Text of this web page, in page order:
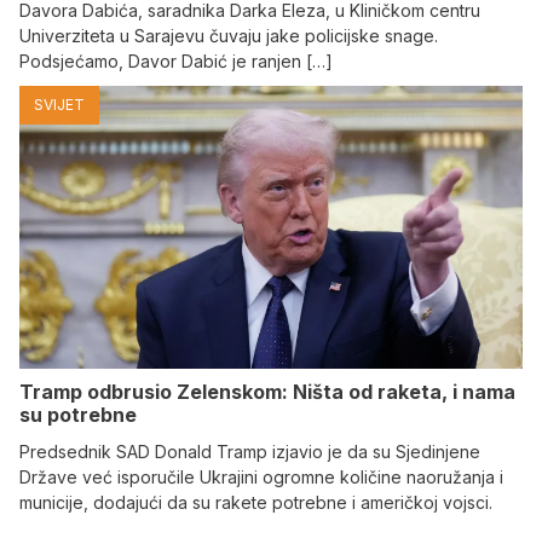
Davora Dabića, saradnika Darka Eleza, u Kliničkom centru
Univerziteta u Sarajevu čuvaju jake policijske snage.
Podsjećamo, Davor Dabić je ranjen […]
SVIJET
Tramp odbrusio Zelenskom: Ništa od raketa, i nama
su potrebne
Predsednik SAD Donald Tramp izjavio je da su Sjedinjene
Države već isporučile Ukrajini ogromne količine naoružanja i
municije, dodajući da su rakete potrebne i američkoj vojsci.